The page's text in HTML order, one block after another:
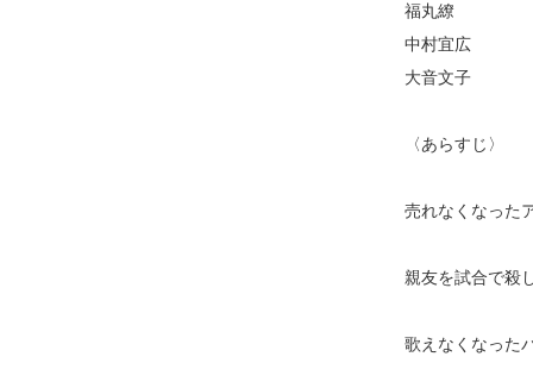
福丸繚
中村宜広
大音文子
〈あらすじ〉
売れなくなった
親友を試合で殺
歌えなくなった